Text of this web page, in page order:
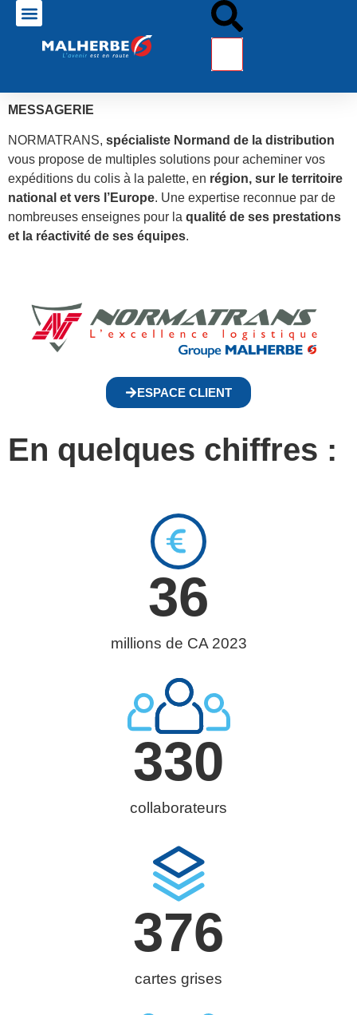
MESSAGERIE
NORMATRANS, spécialiste Normand de la distribution
vous propose de multiples solutions pour acheminer vos
expéditions du colis à la palette, en région, sur le territoire
national et vers l’Europe. Une expertise reconnue par de
nombreuses enseignes pour la qualité de ses prestations
et la réactivité de ses équipes.
ESPACE CLIENT
En quelques chiffres :
millions de CA 2023
36
collaborateurs
330
cartes grises
376